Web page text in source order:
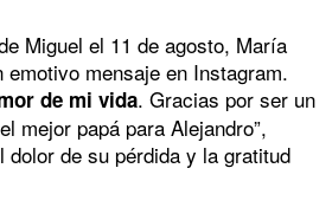
Miguel el 11 de agosto, María
mensaje en Instagram.
de mi vida. Gracias por ser un
mejor papá para Alejandro”,
dolor de su pérdida y la gratitud